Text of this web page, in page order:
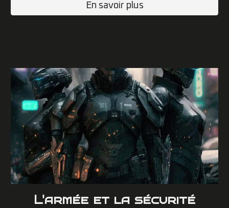
En savoir plus
L'armée et la sécurité